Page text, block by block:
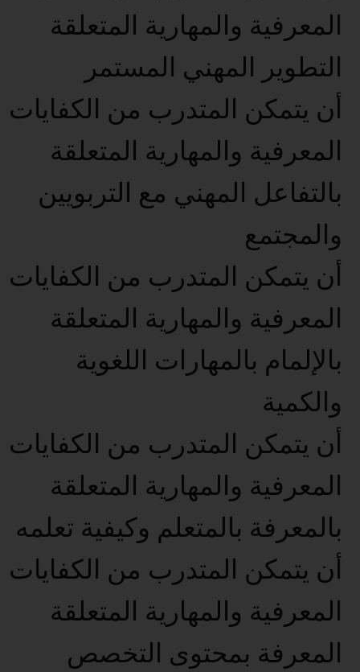
المعرفية والمهارية المتعلقة
التطوير المهني المستمر
أن يتمكن المتدرب من الكفايات
المعرفية والمهارية المتعلقة
بالتفاعل المهني مع التربويين
والمجتمع
أن يتمكن المتدرب من الكفايات
المعرفية والمهارية المتعلقة
بالإلمام بالمهارات اللغوية
والكمية
أن يتمكن المتدرب من الكفايات
المعرفية والمهارية المتعلقة
بالمعرفة بالمتعلم وكيفية تعلمه
أن يتمكن المتدرب من الكفايات
المعرفية والمهارية المتعلقة
المعرفة بمحتوى التخصص